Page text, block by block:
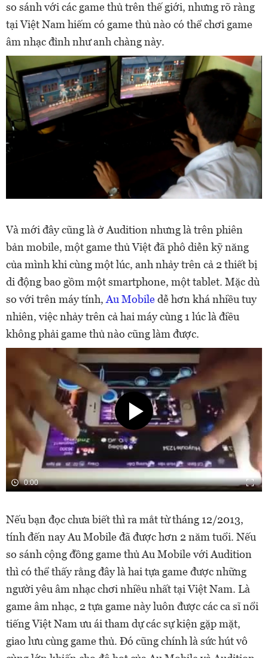
so sánh với các game thủ trên thế giới, nhưng rõ ràng
tại Việt Nam hiếm có game thủ nào có thể chơi game
âm nhạc đỉnh như anh chàng này.
Và mới đây cũng là ở Audition nhưng là trên phiên
bản mobile, một game thủ Việt đã phô diễn kỹ năng
của mình khi cùng một lúc, anh nhảy trên cả 2 thiết bị
di động bao gồm một smartphone, một tablet. Mặc dù
so với trên máy tính, Au Mobiledễ hơn khá nhiều tuy
nhiên, việc nhảy trên cả hai máy cùng 1 lúc là điều
không phải game thủ nào cũng làm được.
0:00
Nếu bạn đọc chưa biết thì ra mắt từ tháng 12/2013,
tính đến nay Au Mobile đã được hơn 2 năm tuổi. Nếu
so sánh cộng đồng game thủ Au Mobile với Audition
thì có thể thấy rằng đây là hai tựa game được những
người yêu âm nhạc chơi nhiều nhất tại Việt Nam. Là
game âm nhạc, 2 tựa game này luôn được các ca sĩ nổi
tiếng Việt Nam ưu ái tham dự các sự kiện gặp mặt,
giao lưu cùng game thủ. Đó cũng chính là sức hút vô